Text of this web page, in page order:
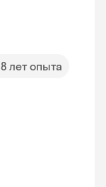
8 лет опыта